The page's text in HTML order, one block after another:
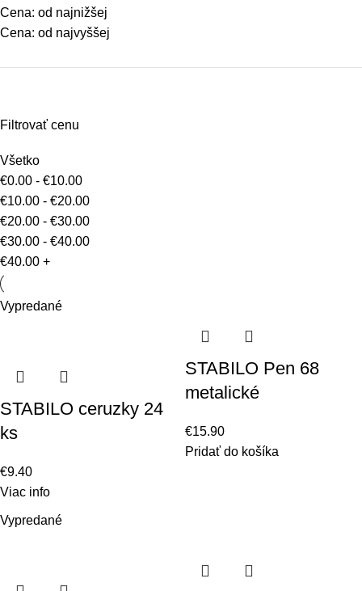
Cena: od najnižšej
Cena: od najvyššej
Filtrovať cenu
Všetko
€0.00 - €10.00
€10.00 - €20.00
€20.00 - €30.00
€30.00 - €40.00
€40.00 +
Vypredané
STABILO ceruzky 24
ks
€9.40
Viac info
STABILO Pen 68
metalické
€15.90
Pridať do košíka
Vypredané